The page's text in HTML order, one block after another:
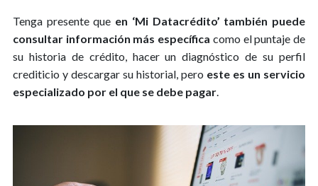
Tenga presente que en ‘Mi Datacrédito’ también puede
consultar información más específica como el puntaje de
su historia de crédito, hacer un diagnóstico de su perfil
crediticio y descargar su historial, pero este es un servicio
especializado por el que se debe pagar.